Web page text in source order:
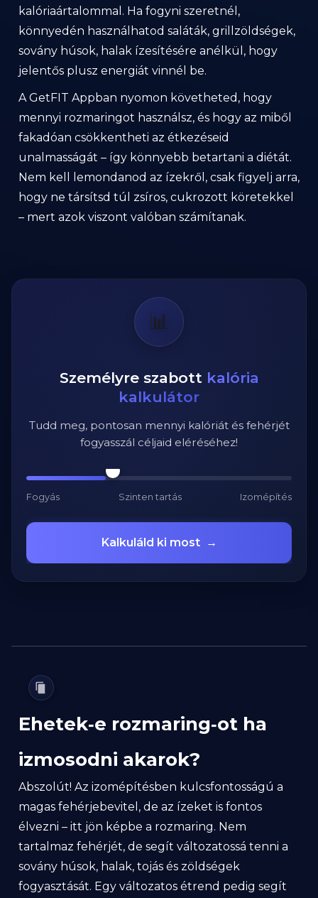
kalóriaártalommal. Ha fogyni szeretnél,
könnyedén használhatod saláták, grillzöldségek,
sovány húsok, halak ízesítésére anélkül, hogy
jelentős plusz energiát vinnél be.
A GetFIT Appban nyomon követheted, hogy
mennyi rozmaringot használsz, és hogy az miből
fakadóan csökkentheti az étkezéseid
unalmasságát – így könnyebb betartani a diétát.
Nem kell lemondanod az ízekről, csak figyelj arra,
hogy ne társítsd túl zsíros, cukrozott köretekkel
– mert azok viszont valóban számítanak.
📊
Személyre szabott kalória
kalkulátor
Tudd meg, pontosan mennyi kalóriát és fehérjét
fogyasszál céljaid eléréséhez!
Fogyás Szinten tartás Izomépítés
Kalkuláld ki most →
Ehetek‑e rozmaring‑ot ha
izmosodni akarok?
Abszolút! Az izomépítésben kulcsfontosságú a
magas fehérjebevitel, de az ízeket is fontos
élvezni – itt jön képbe a rozmaring. Nem
tartalmaz fehérjét, de segít változatossá tenni a
sovány húsok, halak, tojás és zöldségek
fogyasztását. Egy változatos étrend pedig segít